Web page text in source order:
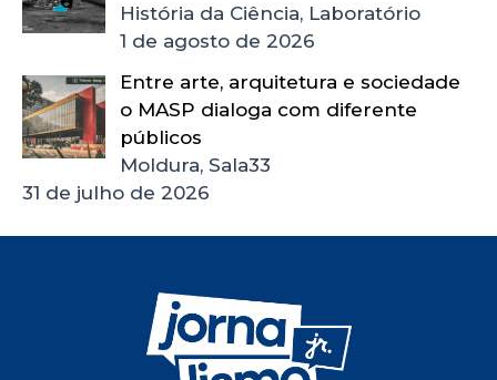
História da Ciência, Laboratório
1 de agosto de 2026
Entre arte, arquitetura e sociedade
o MASP dialoga com diferente
públicos
Moldura, Sala33
31 de julho de 2026